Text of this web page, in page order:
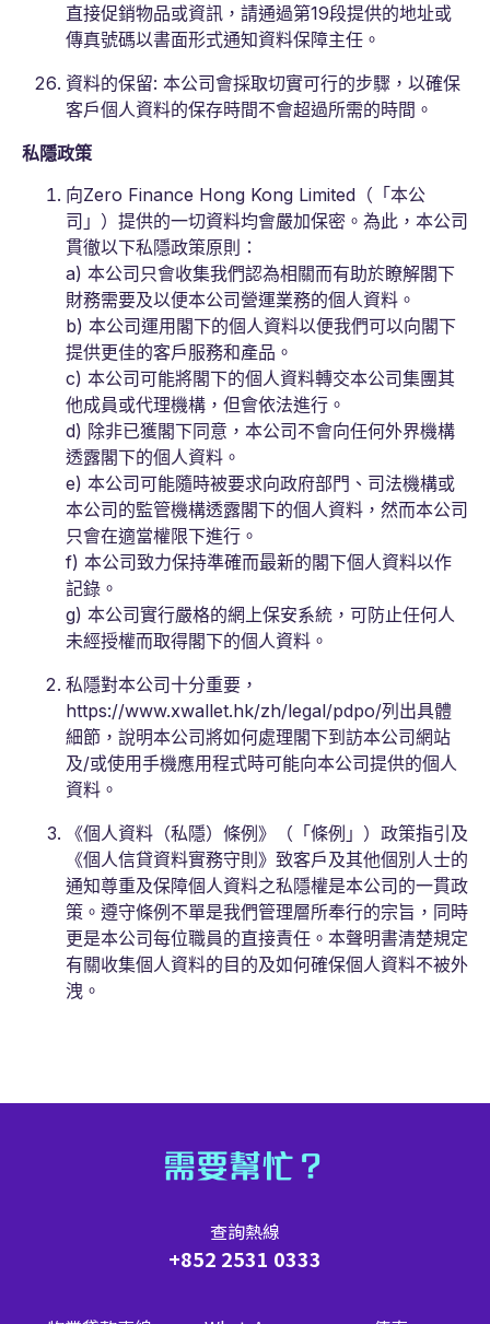
直接促銷物品或資訊，請通過第19段提供的地址或
傳真號碼以書面形式通知資料保障主任。
資料的保留: 本公司會採取切實可行的步驟，以確保
客戶個人資料的保存時間不會超過所需的時間。
私隱政策
向Zero Finance Hong Kong Limited（「本公
司」）提供的一切資料均會嚴加保密。為此，本公司
貫徹以下私隱政策原則：
a) 本公司只會收集我們認為相關而有助於瞭解閣下
財務需要及以便本公司營運業務的個人資料。
b) 本公司運用閣下的個人資料以便我們可以向閣下
提供更佳的客戶服務和產品。
c) 本公司可能將閣下的個人資料轉交本公司集團其
他成員或代理機構，但會依法進行。
d) 除非已獲閣下同意，本公司不會向任何外界機構
透露閣下的個人資料。
e) 本公司可能隨時被要求向政府部門、司法機構或
本公司的監管機構透露閣下的個人資料，然而本公司
只會在適當權限下進行。
f) 本公司致力保持準確而最新的閣下個人資料以作
記錄。
g) 本公司實行嚴格的網上保安系統，可防止任何人
未經授權而取得閣下的個人資料。
私隱對本公司十分重要，
https://www.xwallet.hk/zh/legal/pdpo/列出具體
細節，說明本公司將如何處理閣下到訪本公司網站
及/或使用手機應用程式時可能向本公司提供的個人
資料。
《個人資料（私隱）條例》（「條例」）政策指引及
《個人信貸資料實務守則》致客戶及其他個別人士的
通知尊重及保障個人資料之私隱權是本公司的一貫政
策。遵守條例不單是我們管理層所奉行的宗旨，同時
更是本公司每位職員的直接責任。本聲明書清楚規定
有關收集個人資料的目的及如何確保個人資料不被外
洩。
需要幫忙？
查詢熱線
+852 2531 0333